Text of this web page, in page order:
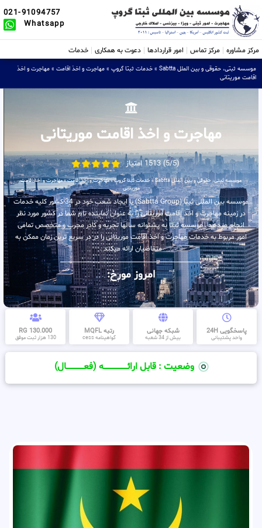
021-91094757
Whatsapp
مرکز مشاوره مرکز تماس امور قراردادها دعوت به همکاری خدمات
موسسه ثبتی، حقوقی و بین الملل Sabtta » خدمات ثبتا گروپ » مهاجرت و اخذ اقامت » مهاجرت و اخذ
اقامت موریتانی
مهاجرت و اخذ اقامت موریتانی
(5/5) 1513 امتیاز
موسسه ثبتی، حقوقی و بین الملل Sabtta »خدمات ثبتا گروپ»مهاجرت و اخذ اقامت»مهاجرت و اخذ اقامت
موریتانی
موسسه بین المللی ثبتا (Sabtta Group) با ایجاد شعب خود در 34 کشور کلیه خدمات
در زمینه مهاجرت و اخذ اقامت موریتانی را به عنوان نماینده تام شما در کشور مورد نظر
انجام میدهد . موسسه ثبتا به پشتوانه سالها تجربه و کادر مجرب و متخصص تمامی
امور مربوط به خدمات مهاجرت و اخذ اقامت موریتانی را در در سریع ترین زمان ممکن به
متقاضیان ارائه میکند .
امروز مورخ:
پاسخگویی 24H
واحد پشتیبانی
شبکه جهانی
بیش از 34 شعبه
رتبه MQFL
گواهینامه cess
130.000 RG
130 هزار ثبت موفق
وضعیت : قابل ارائــــــــــــــــــــه (فعـــــــــــــــال)